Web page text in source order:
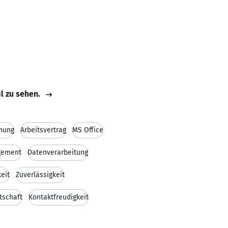
zu sehen.
Arbeitsvertrag MS Office
Datenverarbeitung
Zuverlässigkeit
Kontaktfreudigkeit